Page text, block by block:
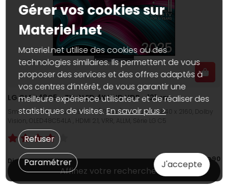
LG OLED48C5 - TV OLED 4K UHD HDR - 121 cm
Smart TV, Téléviseur OLED, 48" (121 cm), résolution 3840 x 2160, Dolby
Vision, OLED48C54LA , HDMI 2.1, VRR, ALLM, Série LG C5
849€90
Dispo web :En stock
Affinez votre recherche
Gérer vos cookies sur
Materiel.net
Materiel.net utilise des cookies ou des
technologies similaires. Ils permettent de vous
proposer des services et des offres adaptés à
vos centres d’intérêt, de vous garantir une
meilleure expérience utilisateur et de réaliser des
statistiques de visites.En savoir plus >
J'accepte
Paramétrer
Refuser